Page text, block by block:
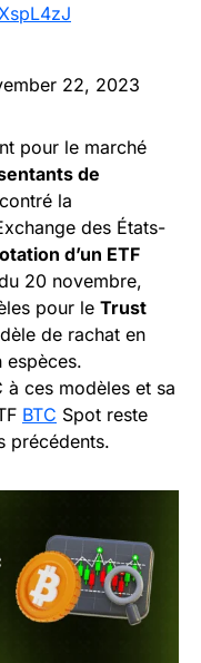
22, 2023
pour le marché
de
la
des États-
d’un ETF
20 novembre,
pour le Trust
de rachat en
espèces.
à ces modèles et sa
BTC Spot reste
précédents.